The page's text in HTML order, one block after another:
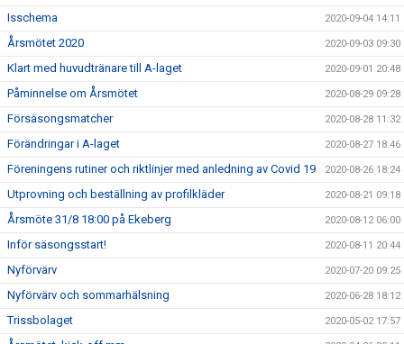
Isschema 2020-09-04 14:11
Årsmötet 2020 2020-09-03 09:30
Klart med huvudtränare till A-laget 2020-09-01 20:48
Påminnelse om Årsmötet 2020-08-29 09:28
Försäsongsmatcher 2020-08-28 11:32
Förändringar i A-laget 2020-08-27 18:46
Föreningens rutiner och riktlinjer med anledning av Covid 19 2020-08-26 18:24
Utprovning och beställning av profilkläder 2020-08-21 09:18
Årsmöte 31/8 18:00 på Ekeberg 2020-08-12 06:00
Inför säsongsstart! 2020-08-11 20:44
Nyförvärv 2020-07-20 09:25
Nyförvärv och sommarhälsning 2020-06-28 18:12
Trissbolaget 2020-05-02 17:57